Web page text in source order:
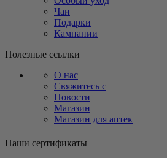
Чаи
Подарки
Кампании
Полезные ссылки
О нас
Свяжитесь с
Новости
Магазин
Магазин для аптек
Наши сертификаты